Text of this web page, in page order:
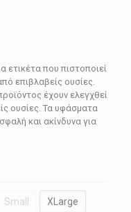
ετικέτα που πιστοποιεί
επιβλαβείς ουσίες.
έχουν ελεγχθεί
ουσίες. Τα υφάσματα
και ακίνδυνα για
Small XLarge